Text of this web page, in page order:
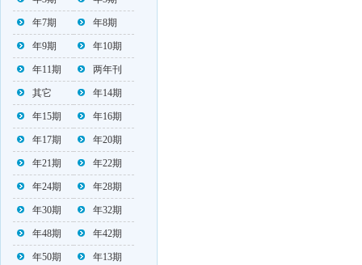
年7期 年8期
年9期 年10期
年11期 两年刊
其它 年14期
年15期 年16期
年17期 年20期
年21期 年22期
年24期 年28期
年30期 年32期
年48期 年42期
年50期 年13期